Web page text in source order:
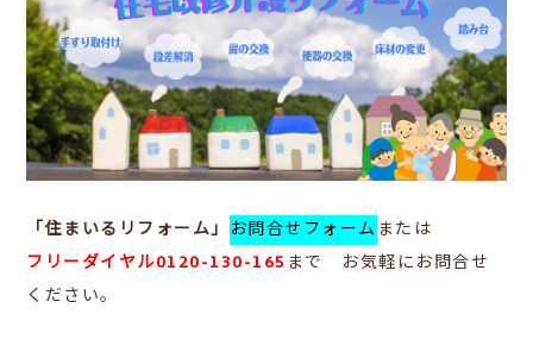
「住まいるリフォーム」 お問合せフォーム または
フリーダイヤル0120-130-165 まで お気軽にお問合せ
ください。